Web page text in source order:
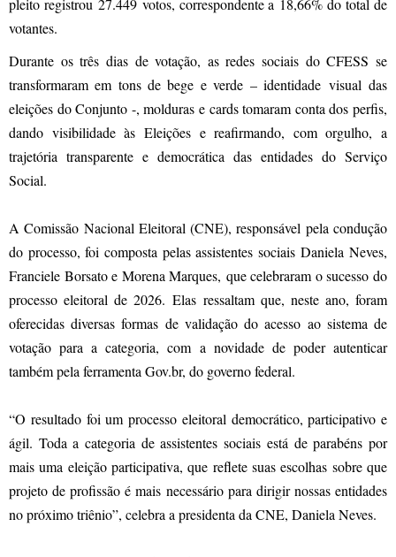
votantes.
Durante os três dias de votação, as redes sociais do CFESS se
transformaram em tons de bege e verde – identidade visual das
eleições do Conjunto -, molduras e cards tomaram conta dos perfis,
dando visibilidade às Eleições e reafirmando, com orgulho, a
trajetória transparente e democrática das entidades do Serviço
Social.
A Comissão Nacional Eleitoral (CNE), responsável pela condução
do processo, foi composta pelas assistentes sociais Daniela Neves,
Franciele Borsato e Morena Marques, que celebraram o sucesso do
processo eleitoral de 2026. Elas ressaltam que, neste ano, foram
oferecidas diversas formas de validação do acesso ao sistema de
votação para a categoria, com a novidade de poder autenticar
também pela ferramenta Gov.br, do governo federal.
“O resultado foi um processo eleitoral democrático, participativo e
ágil. Toda a categoria de assistentes sociais está de parabéns por
mais uma eleição participativa, que reflete suas escolhas sobre que
projeto de profissão é mais necessário para dirigir nossas entidades
no próximo triênio”, celebra a presidenta da CNE, Daniela Neves.